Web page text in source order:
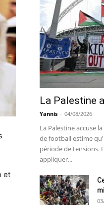
et
La Palestine
Yannis - 04/08/2026
La Palestine accuse
de football estime
période de tensions.
appliquer...